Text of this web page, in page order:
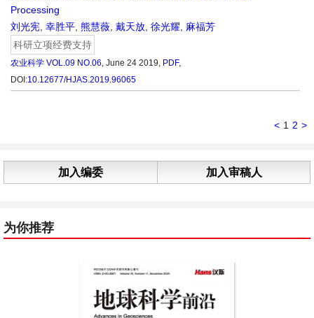
Processing
刘光宪 幸胜平 熊慧薇 戴天放 徐光耀
麻福芳
科研立项经费支持
农业科学 VOL.09 NO.06, June 24 2019, PDF,
DOI:10.12677/HJAS.2019.96065
< 1 2 >
加入编委 加入审稿人
为你推荐